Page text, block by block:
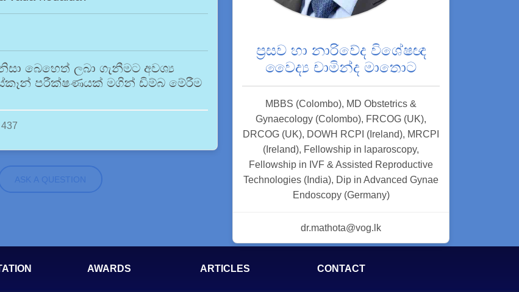
බෙහෙත් ලබා ගැනීමට අවශ්‍ය
පරීක්ෂණයක් මගින් ඩිම්බ මේරීම
ASK A QUESTION
ප්‍රසව හා නාරිවේද විශේෂඥ
වෛද්‍ය චාමින්ද මාතොට
MBBS (Colombo), MD Obstetrics &
Gynaecology (Colombo), FRCOG (UK),
DRCOG (UK), DOWH RCPI (Ireland), MRCPI
(Ireland), Fellowship in laparoscopy,
Fellowship in IVF & Assisted Reproductive
Technologies (India), Dip in Advanced Gynae
Endoscopy (Germany)
dr.mathota@vog.lk
AWARDS ARTICLES CONTACT